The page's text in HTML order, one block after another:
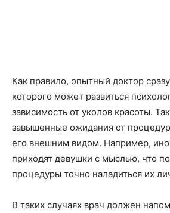
Как правило, опытный доктор
которого может развиться
зависимость от уколов красоты.
завышенные ожидания от
его внешним видом. Например,
приходят девушки с мыслью, что
процедуры точно наладиться их
В таких случаях врач должен